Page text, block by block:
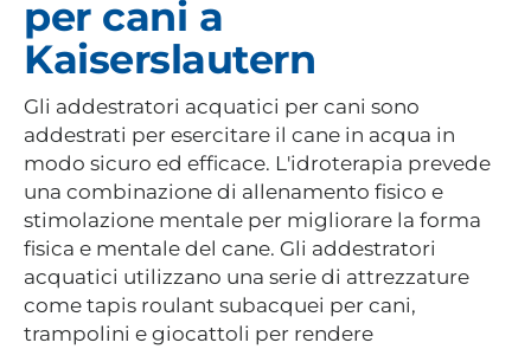
per cani a
Kaiserslautern
Gli addestratori acquatici per cani sono
addestrati per esercitare il cane in acqua in
modo sicuro ed efficace. L'idroterapia prevede
una combinazione di allenamento fisico e
stimolazione mentale per migliorare la forma
fisica e mentale del cane. Gli addestratori
acquatici utilizzano una serie di attrezzature
come tapis roulant subacquei per cani,
trampolini e giocattoli per rendere